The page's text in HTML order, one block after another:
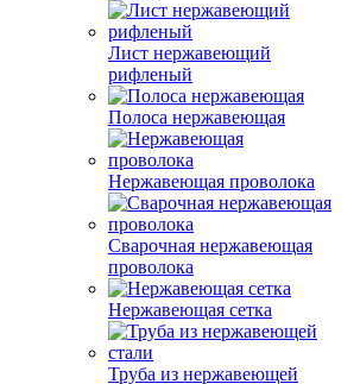
Лист нержавеющий
рифленый
Полоса нержавеющая
Нержавеющая проволока
Сварочная нержавеющая
проволока
Нержавеющая сетка
Труба из нержавеющей